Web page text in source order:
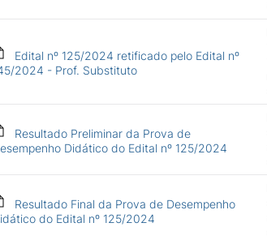
Edital nº 125/2024 retificado pelo Edital nº
2024 - Prof. Substituto
Resultado Preliminar da Prova de
Didático do Edital nº 125/2024
Resultado Final da Prova de Desempenho
do Edital nº 125/2024